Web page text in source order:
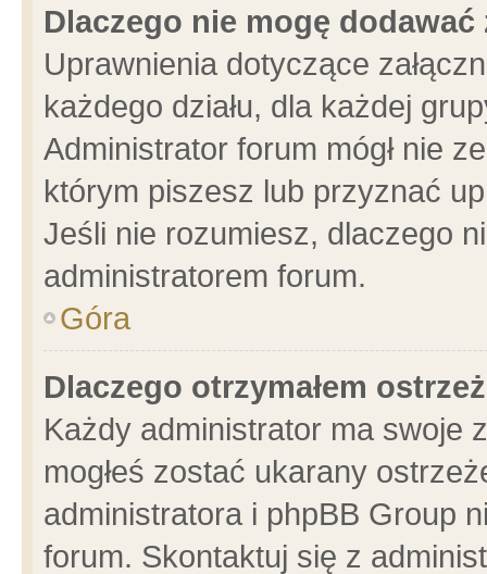
Dlaczego nie mogę dodawać
Uprawnienia dotyczące
każdego działu, dla każdej
Administrator forum mógł nie
którym piszesz lub przyznać
Jeśli nie rozumiesz, dlaczego
administratorem forum.
Góra
Dlaczego otrzymałem
Każdy administrator ma swoje
mogłeś zostać ukarany
administratora i phpBB Group
forum. Skontaktuj się z